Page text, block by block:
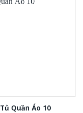
Tủ Quần Áo 10